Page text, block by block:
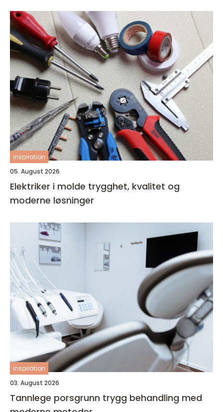
inspiration
05. August 2026
Elektriker i molde trygghet, kvalitet og
moderne løsninger
inspiration
03. August 2026
Tannlege porsgrunn trygg behandling med